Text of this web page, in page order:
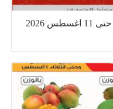
عروض المرشدى اليوم 5 اغسطس حتى 11 اغسطس 2026